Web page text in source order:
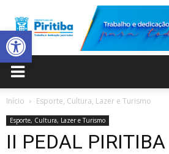
Abrir a barra de ferramentas
Municipal
Início Esporte, Cultura, Lazer e Turismo
Esporte, Cultura, Lazer e Turismo
II PEDAL PIRITIBA